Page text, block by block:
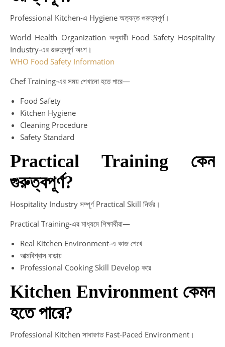
Professional Kitchen-এ Hygiene অত্যন্ত গুরুত্বপূর্ণ।
World Health Organization অনুযায়ী Food Safety Hospitality
Industry-এর গুরুত্বপূর্ণ অংশ।
WHO Food Safety Information
Chef Training-এর সময় শেখানো হতে পারে—
Food Safety
Kitchen Hygiene
Cleaning Procedure
Safety Standard
Practical Training কেন
গুরুত্বপূর্ণ?
Hospitality Industry সম্পূর্ণ Practical Skill নির্ভর।
Practical Training-এর মাধ্যমে শিক্ষার্থীরা—
Real Kitchen Environment-এ কাজ শেখে
আত্মবিশ্বাস বাড়ায়
Professional Cooking Skill Develop করে
Kitchen Environment কেমন
হতে পারে?
Professional Kitchen সাধারণত Fast-Paced Environment।